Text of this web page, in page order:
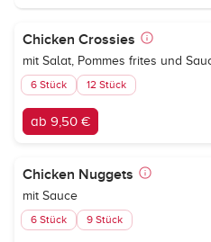
Chicken Crossies
mit Salat, Pommes frites und
6 Stück 12 Stück
ab 9,50 €
Chicken Nuggets
mit Sauce
6 Stück 9 Stück